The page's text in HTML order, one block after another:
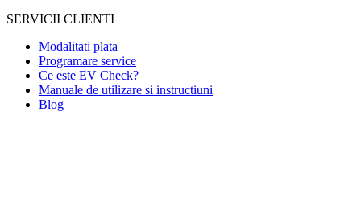
SERVICII CLIENTI
Modalitati plata
Programare service
Ce este EV Check?
Manuale de utilizare si instructiuni
Blog